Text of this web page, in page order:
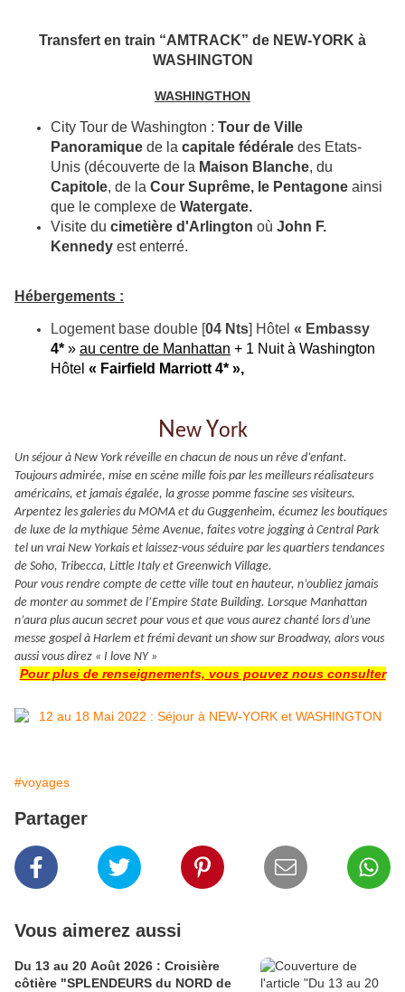
Transfert en train “AMTRACK” de NEW-YORK à
WASHINGTON
WASHINGTHON
City Tour de Washington : Tour de Ville
Panoramique de la capitale fédérale des Etats-
Unis (découverte de la Maison Blanche, du
Capitole, de la Cour Suprême, le Pentagone ainsi
que le complexe de Watergate.
Visite du cimetière d'Arlington où John F.
Kennedy est enterré.
Hébergements :
Logement base double [04 Nts] Hôtel « Embassy
4* » au centre de Manhattan + 1 Nuit à Washington
Hôtel « Fairfield Marriott 4* »,
New York
Un séjour à New York réveille en chacun de nous un rêve d’enfant.
Toujours admirée, mise en scène mille fois par les meilleurs réalisateurs
américains, et jamais égalée, la grosse pomme fascine ses visiteurs.
Arpentez les galeries du MOMA et du Guggenheim, écumez les boutiques
de luxe de la mythique 5ème Avenue, faites votre jogging à Central Park
tel un vrai New Yorkais et laissez-vous séduire par les quartiers tendances
de Soho, Tribecca, Little Italy et Greenwich Village.
Pour vous rendre compte de cette ville tout en hauteur, n’oubliez jamais
de monter au sommet de l’Empire State Building. Lorsque Manhattan
n’aura plus aucun secret pour vous et que vous aurez chanté lors d’une
messe gospel à Harlem et frémi devant un show sur Broadway, alors vous
aussi vous direz « I love NY »
Pour plus de renseignements, vous pouvez nous consulter
#voyages
Partager
Vous aimerez aussi
Du 13 au 20 Août 2026 : Croisière
côtière "SPLENDEURS du NORD de